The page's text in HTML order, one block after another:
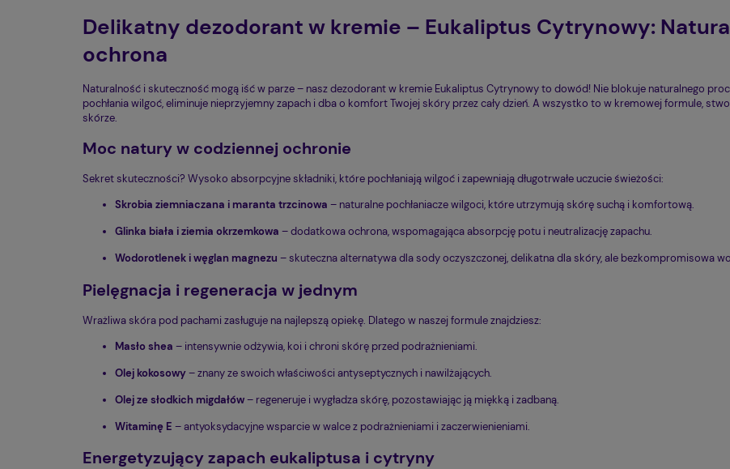
Delikatny dezodorant w kremie – Eukaliptus Cytrynowy:
ochrona
Naturalność i skuteczność mogą iść w parze – nasz dezodorant w kremie Eukaliptus Cytrynowy to dowód! Nie blokuje naturalnego
pochłania wilgoć, eliminuje nieprzyjemny zapach i dba o komfort Twojej skóry przez cały dzień. A wszystko to w kremowej formule,
skórze.
Moc natury w codziennej ochronie
Sekret skuteczności? Wysoko absorpcyjne składniki, które pochłaniają wilgoć i zapewniają długotrwałe uczucie świeżości:
Skrobia ziemniaczana i maranta trzcinowa – naturalne pochłaniacze wilgoci, które utrzymują skórę suchą i komfortową.
Glinka biała i ziemia okrzemkowa – dodatkowa ochrona, wspomagająca absorpcję potu i neutralizację zapachu.
Wodorotlenek i węglan magnezu – skuteczna alternatywa dla sody oczyszczonej, delikatna dla skóry, ale bezkompromisowa
Pielęgnacja i regeneracja w jednym
Wrażliwa skóra pod pachami zasługuje na najlepszą opiekę. Dlatego w naszej formule znajdziesz:
Masło shea – intensywnie odżywia, koi i chroni skórę przed podrażnieniami.
Olej kokosowy– znany ze swoich właściwości antyseptycznych i nawilżających.
Olej ze słodkich migdałów– regeneruje i wygładza skórę, pozostawiając ją miękką i zadbaną.
Witaminę E – antyoksydacyjne wsparcie w walce z podrażnieniami i zaczerwienieniami.
Energetyzujący zapach eukaliptusa i cytryny